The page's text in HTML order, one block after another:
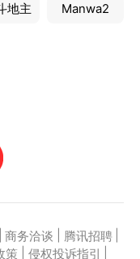
地主 Manwa2
商务洽谈 腾讯招聘
策 侵权投诉指引